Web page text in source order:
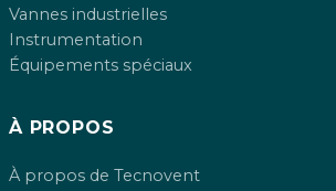
Vannes industrielles
Instrumentation
Équipements spéciaux
À PROPOS
À propos de Tecnovent